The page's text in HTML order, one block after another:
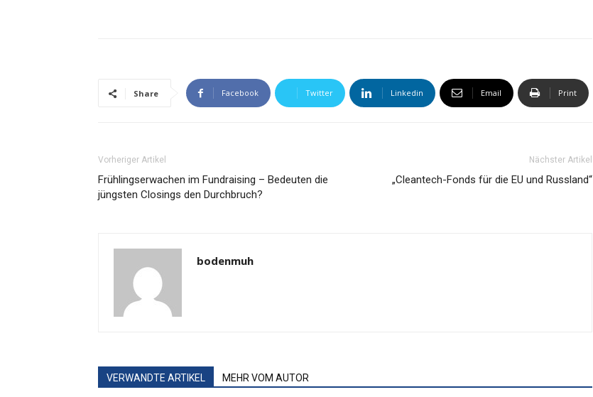
Share Facebook Twitter Linkedin Email Print
Vorheriger Artikel
Frühlingserwachen im Fundraising – Bedeuten die
jüngsten Closings den Durchbruch?
Nächster Artikel
„Cleantech-Fonds für die EU und Russland“
bodenmuh
VERWANDTE ARTIKEL MEHR VOM AUTOR